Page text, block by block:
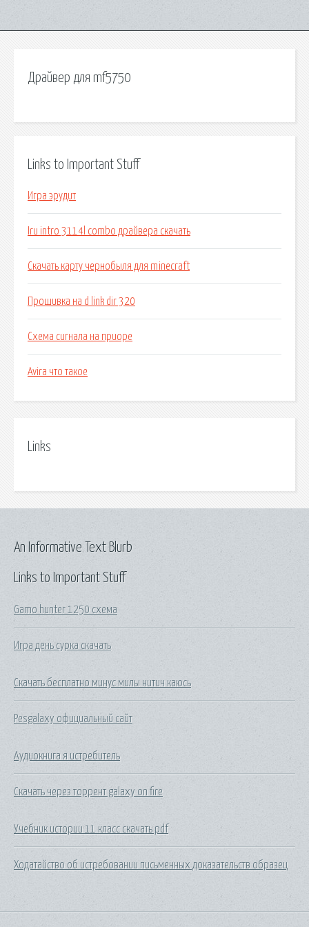
Драйвер для mf5750
Links to Important Stuff
Игра эрудит
Iru intro 3114l combo драйвера скачать
Скачать карту чернобыля для minecraft
Прошивка на d link dir 320
Схема сигнала на приоре
Avira что такое
Links
Links to Important Stuff
Gamo hunter 1250 схема
Игра день сурка скачать
Скачать бесплатно минус милы нитич каюсь
Pesgalaxy официальный сайт
Аудиокнига я истребитель
Скачать через торрент galaxy on fire
Учебник истории 11 класс скачать pdf
Ходатайство об истребовании письменных доказательств образец
An Informative Text Blurb